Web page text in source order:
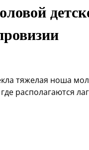
тяжелая ноша
располагаются